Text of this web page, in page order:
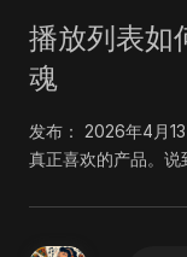
播放列表如
魂
发布： 2026年4月13
真正喜欢的产品。说